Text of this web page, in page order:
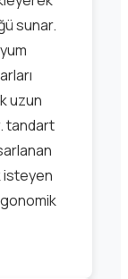
sunar.
uzun
tandart
isteyen